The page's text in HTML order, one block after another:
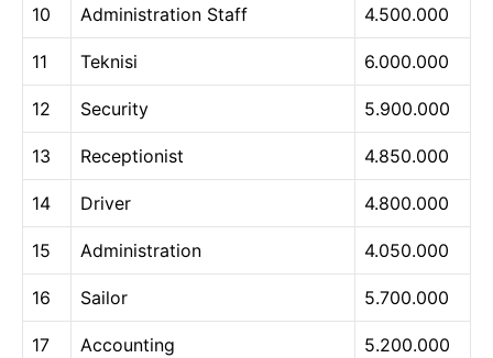
10 Administration Staff 4.500.000
11 Teknisi 6.000.000
12 Security 5.900.000
13 Receptionist 4.850.000
14 Driver 4.800.000
15 Administration 4.050.000
16 Sailor 5.700.000
17 Accounting 5.200.000